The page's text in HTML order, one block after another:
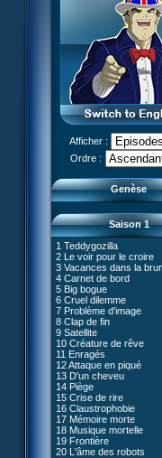
Afficher :
Ordre :
Genèse
Le réveil de XANA
Le réveil de XANA
Saison 1
1 Teddygozilla
2 Le voir pour le croire
3 Vacances dans la
4 Carnet de bord
5 Big bogue
6 Cruel dilemme
7 Problème d'image
8 Clap de fin
9 Satellite
10 Créature de rêve
11 Enragés
12 Attaque en piqué
13 D'un cheveu
14 Piège
15 Crise de rire
16 Claustrophobie
17 Mémoire morte
18 Musique mortelle
19 Frontière
20 L'âme des robots
27 Nouvelle donne
28 Terre inconnue
29 Exploration
30 Un grand jour
31 Mister Pück
32 Saint Valentin
33 Mix final
34 Chaînon manquant
35 Les jeux sont faits
36 Marabounta
37 Intérêt commun
38 Tentation
39 Mauvaise conduite
40 Contagion
41 Ultimatum
42 Désordre
43 Mon meilleur ennemi
66 Renaissance
67 Mauvaise réplique
68 Première partie
69 Double foyer
70 Skidbladnir
71 Premier voyage
72 Leçon de choses
73 Réplika
74 Je préfère ne pas en
75 Corps céleste
76 Le lac
77 Torpilles virtuelles
78 Expérience
79 Arachnophobie
#01 - XANA 2.0
#02 - Cortex
#03 - Spectromania
#04 - Madame Einstein
#05 - Rivalité
#06 - Soupçons
#07 - Compte-à-rebours
#08 - Virus